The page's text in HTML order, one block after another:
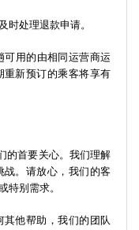
时处理退款申请。
可用的由相同运营商运
重新预订的乘客将享有
的首要关心。我们理解
。请放心，我们的客
特别需求。
他帮助，我们的团队